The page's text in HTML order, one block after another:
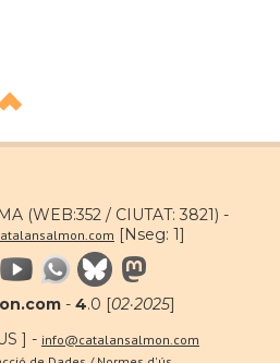
(WEB:352 / CIUTAT: 3821) -
[Nseg: 1]
- 4.0 [02·2025]
] - info@catalansalmon.com